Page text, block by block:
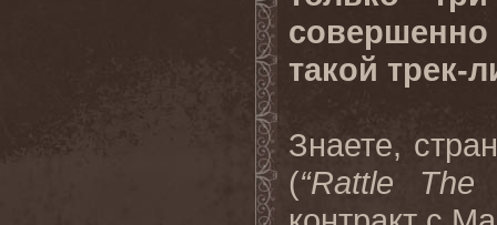
такой трек-
Знаете,
(“Rattle The